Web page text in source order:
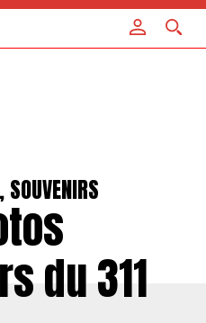
SOUVENIRS
du 311